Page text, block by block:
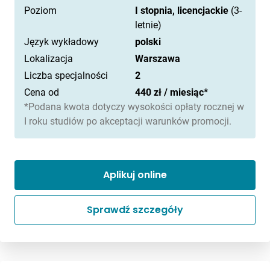
Poziom
I stopnia, licencjackie (3-
letnie)
Język wykładowy
polski
Lokalizacja
Warszawa
Liczba specjalności
2
Cena od
440 zł / miesiąc*
*Podana kwota dotyczy wysokości opłaty rocznej w
I roku studiów po akceptacji warunków promocji.
Aplikuj online
Sprawdź szczegóły